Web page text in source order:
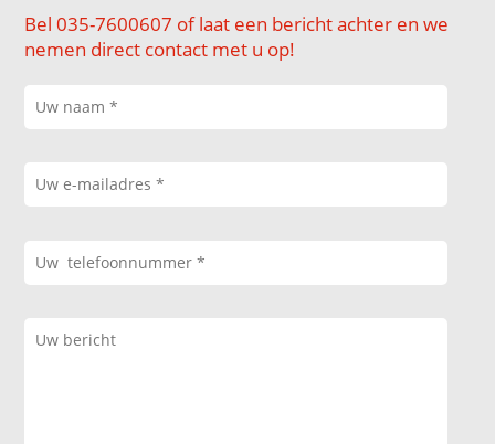
Bel 035-7600607 of laat een bericht achter en we
nemen direct contact met u op!